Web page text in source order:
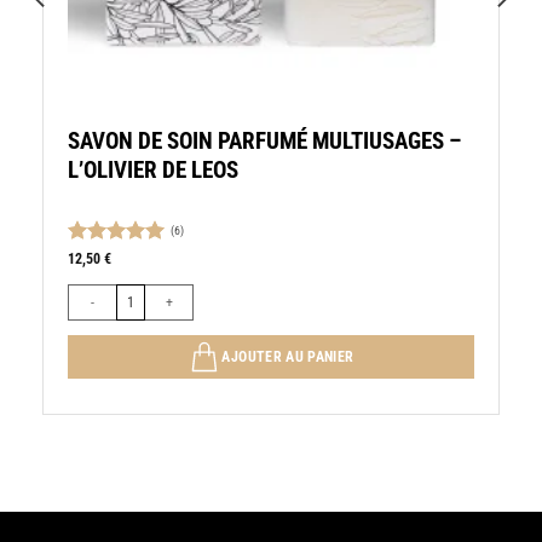
SAVON DE SOIN PARFUMÉ MULTIUSAGES –
L’OLIVIER DE LEOS
Note
(6)
12,50 €
quantité de SAVON DE SOIN PARFUMÉ MULTIUSAGES - L'OLIVIER
AJOUTER AU PANIER